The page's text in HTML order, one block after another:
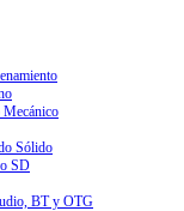
Sólido
SD
BT y OTG